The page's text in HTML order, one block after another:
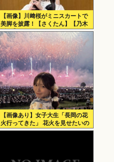
【画像】川﨑桜がミニスカートで
美脚を披露！【さくたん】【乃木
坂46】
【画像あり】女子大生「長岡の花
火行ってきた」 花火を見せたいの
か自分を見せたいのかどっちだ